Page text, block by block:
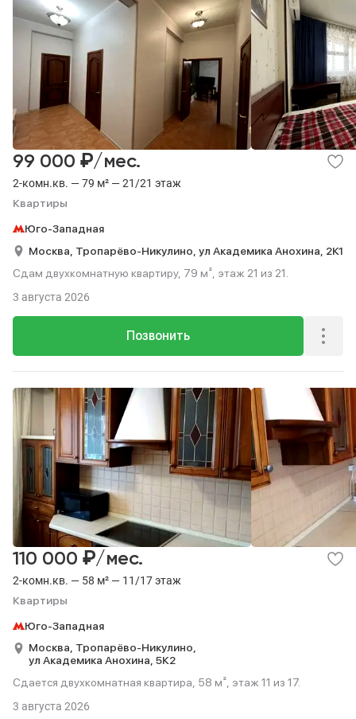
2-комн.кв. — 79 м² — 21/21 этаж
Квартиры
99 000 ₽/мес.
Юго-Западная
Москва, Тропарёво-Никулино, ул Академика Анохина, 2К1
Сдам двухкомнатную квартиру, 79 м², этаж 21 из 21.
Позвонить
3 августа 2026
2-комн.кв. — 58 м² — 11/17 этаж
Квартиры
110 000 ₽/мес.
Юго-Западная
Москва, Тропарёво-Никулино,
ул Академика Анохина, 5К2
Сдается двухкомнатная квартира, 58 м², этаж 11 из 17.
3 августа 2026